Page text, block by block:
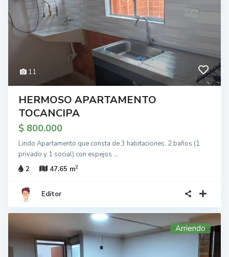
11
HERMOSO APARTAMENTO
TOCANCIPA
$ 800.000
Lindo Apartamento que consta de 3 habitaciones, 2 baños (1
privado y 1 social) con espejos ...
2
47.65 m2
Editor
Arriendo